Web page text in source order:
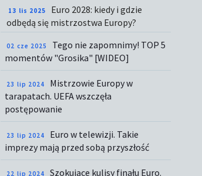
13 lis 2025
Euro 2028: kiedy i gdzie
odbędą się mistrzostwa Europy?
02 cze 2025
Tego nie zapomnimy! TOP 5
momentów "Grosika" [WIDEO]
23 lip 2024
Mistrzowie Europy w
tarapatach. UEFA wszczęła
postępowanie
23 lip 2024
Euro w telewizji. Takie
imprezy mają przed sobą przyszłość
22 lip 2024
Szokujące kulisy finału Euro.